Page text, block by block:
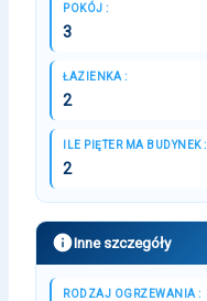
POKÓJ :
3
ŁAZIENKA :
2
ILE PIĘTER MA BUDYNEK :
2
Inne szczegóły
RODZAJ OGRZEWANIA :